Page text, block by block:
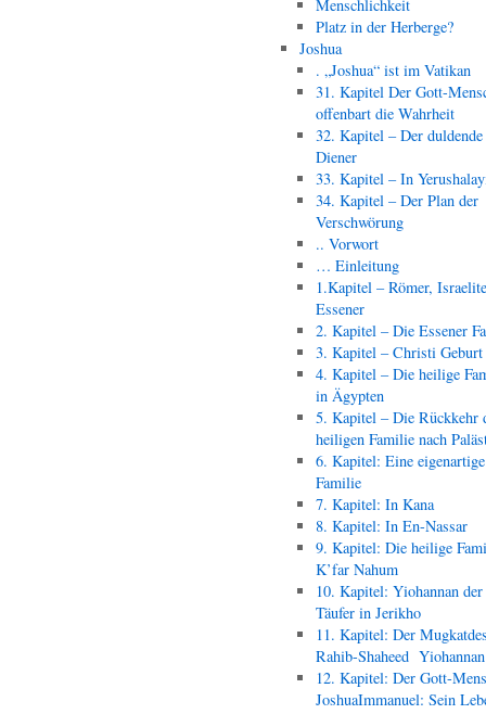
Menschlichkeit
Platz in der Herberge?
Joshua
. „Joshua“ ist im Vatikan
31. Kapitel Der Gott-
offenbart die Wahrheit
32. Kapitel – Der duldende
Diener
33. Kapitel – In
34. Kapitel – Der Plan der
Verschwörung
.. Vorwort
… Einleitung
1.Kapitel – Römer,
Essener
2. Kapitel – Die Essener
3. Kapitel – Christi Geburt
4. Kapitel – Die heilige
in Ägypten
5. Kapitel – Die Rückkehr
heiligen Familie nach
6. Kapitel: Eine eigenartige
Familie
7. Kapitel: In Kana
8. Kapitel: In En-Nassar
9. Kapitel: Die heilige
K’far Nahum
10. Kapitel: Yiohannan der
Täufer in Jerikho
11. Kapitel: Der
Rahib-Shaheed
12. Kapitel: Der Gott-
JoshuaImmanuel: Sein